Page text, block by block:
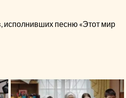
исполнивших песню «Этот мир